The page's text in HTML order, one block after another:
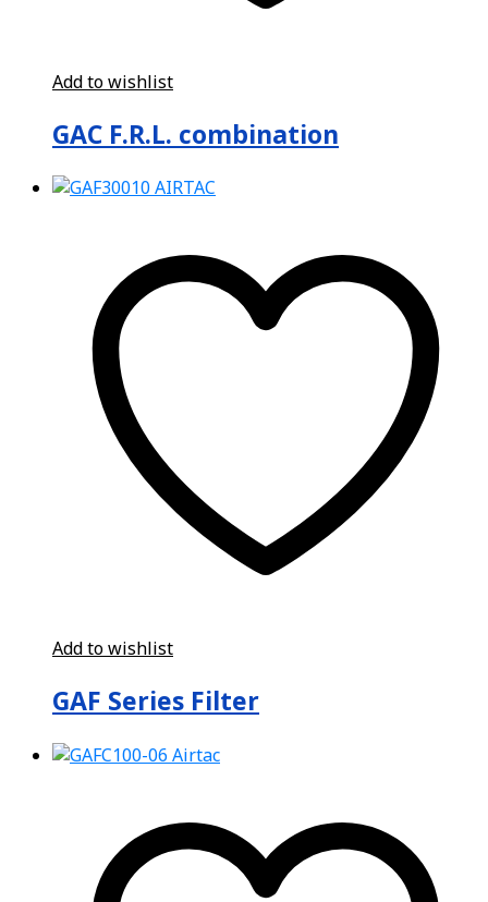
Add to wishlist
GAC F.R.L. combination
Add to wishlist
GAF Series Filter